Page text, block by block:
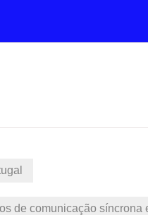
de comunicação